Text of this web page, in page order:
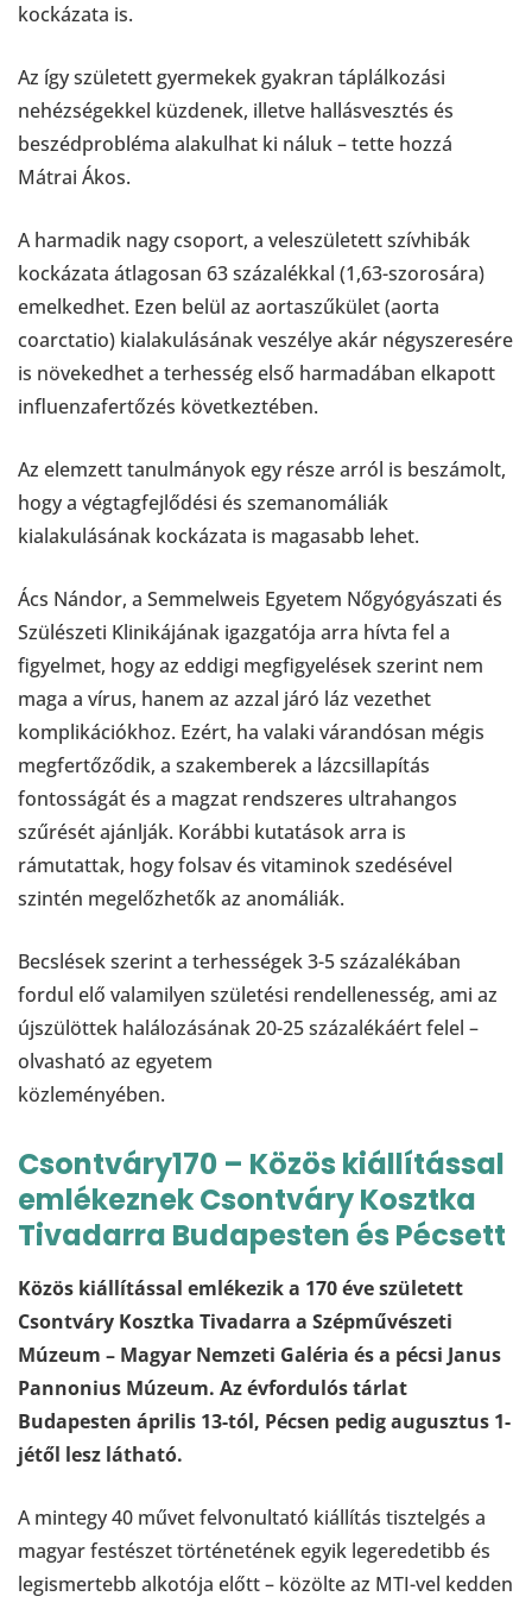
kockázata is.
Az így született gyermekek gyakran táplálkozási
nehézségekkel küzdenek, illetve hallásvesztés és
beszédprobléma alakulhat ki náluk – tette hozzá
Mátrai Ákos.
A harmadik nagy csoport, a veleszületett szívhibák
kockázata átlagosan 63 százalékkal (1,63-szorosára)
emelkedhet. Ezen belül az aortaszűkület (aorta
coarctatio) kialakulásának veszélye akár négyszeresére
is növekedhet a terhesség első harmadában elkapott
influenzafertőzés következtében.
Az elemzett tanulmányok egy része arról is beszámolt,
hogy a végtagfejlődési és szemanomáliák
kialakulásának kockázata is magasabb lehet.
Ács Nándor, a Semmelweis Egyetem Nőgyógyászati és
Szülészeti Klinikájának igazgatója arra hívta fel a
figyelmet, hogy az eddigi megfigyelések szerint nem
maga a vírus, hanem az azzal járó láz vezethet
komplikációkhoz. Ezért, ha valaki várandósan mégis
megfertőződik, a szakemberek a lázcsillapítás
fontosságát és a magzat rendszeres ultrahangos
szűrését ajánlják. Korábbi kutatások arra is
rámutattak, hogy folsav és vitaminok szedésével
szintén megelőzhetők az anomáliák.
Becslések szerint a terhességek 3-5 százalékában
fordul elő valamilyen születési rendellenesség, ami az
újszülöttek halálozásának 20-25 százalékáért felel –
olvasható az egyetem
Csontváry170 – Közös kiállítással
emlékeznek Csontváry Kosztka
Tivadarra Budapesten és Pécsett
Közös kiállítással emlékezik a 170 éve született
Csontváry Kosztka Tivadarra a Szépművészeti
Múzeum – Magyar Nemzeti Galéria és a pécsi Janus
Pannonius Múzeum. Az évfordulós tárlat
Budapesten április 13-tól, Pécsen pedig augusztus 1-
jétől lesz látható.
A mintegy 40 művet felvonultató kiállítás tisztelgés a
magyar festészet történetének egyik legeredetibb és
legismertebb alkotója előtt – közölte az MTI-vel kedden